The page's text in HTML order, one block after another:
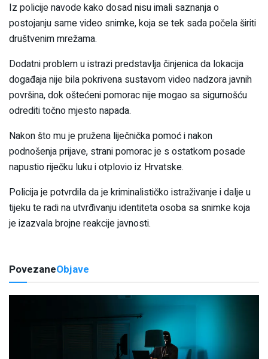
Iz policije navode kako dosad nisu imali saznanja o
postojanju same video snimke, koja se tek sada počela širiti
društvenim mrežama.
Dodatni problem u istrazi predstavlja činjenica da lokacija
događaja nije bila pokrivena sustavom video nadzora javnih
površina, dok oštećeni pomorac nije mogao sa sigurnošću
odrediti točno mjesto napada.
Nakon što mu je pružena liječnička pomoć i nakon
podnošenja prijave, strani pomorac je s ostatkom posade
napustio riječku luku i otplovio iz Hrvatske.
Policija je potvrdila da je kriminalističko istraživanje i dalje u
tijeku te radi na utvrđivanju identiteta osoba sa snimke koja
je izazvala brojne reakcije javnosti.
PovezaneObjave